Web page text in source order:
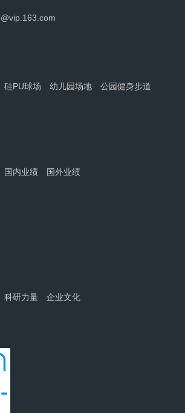
硅PU球场 幼儿园场地 公园健身步道
国内业绩 国外业绩
科研力量 企业文化